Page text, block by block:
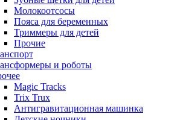
Молокоотсосы
Пояса для беременных
Триммеры для детей
Прочие
и роботы
Magic Tracks
Trix Trux
Антигравитационная машинка